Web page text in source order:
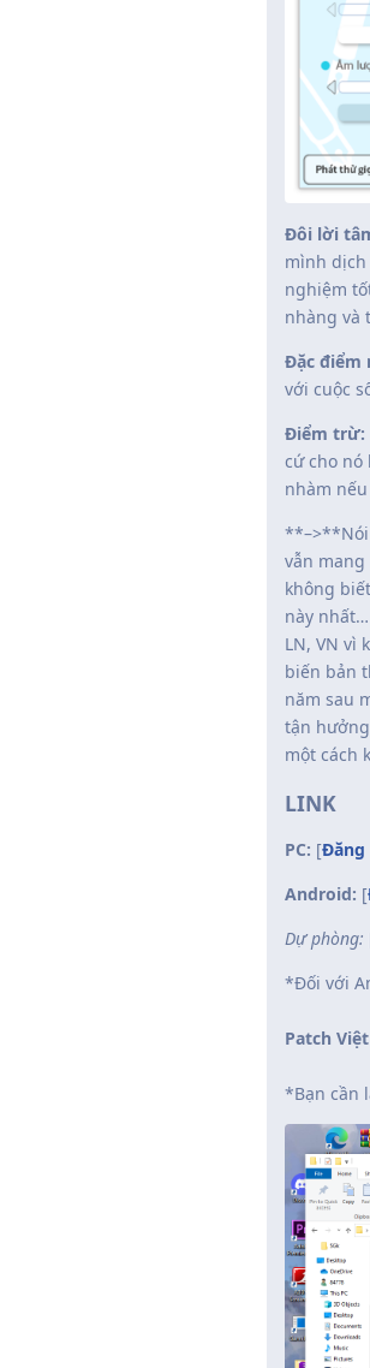
Đôi lời
mình
nghiệm
nhàng và
Đặc điểm
với cuộc
Điểm trừ:
cứ cho
nhàm
**–>**Nói
vẫn
không
này
LN, VN vì
biến bản
năm sau
tận
một cách
LINK
PC: [Đăng
Android: [
Dự phòng:
*Đối với
Patch
*Bạn cần